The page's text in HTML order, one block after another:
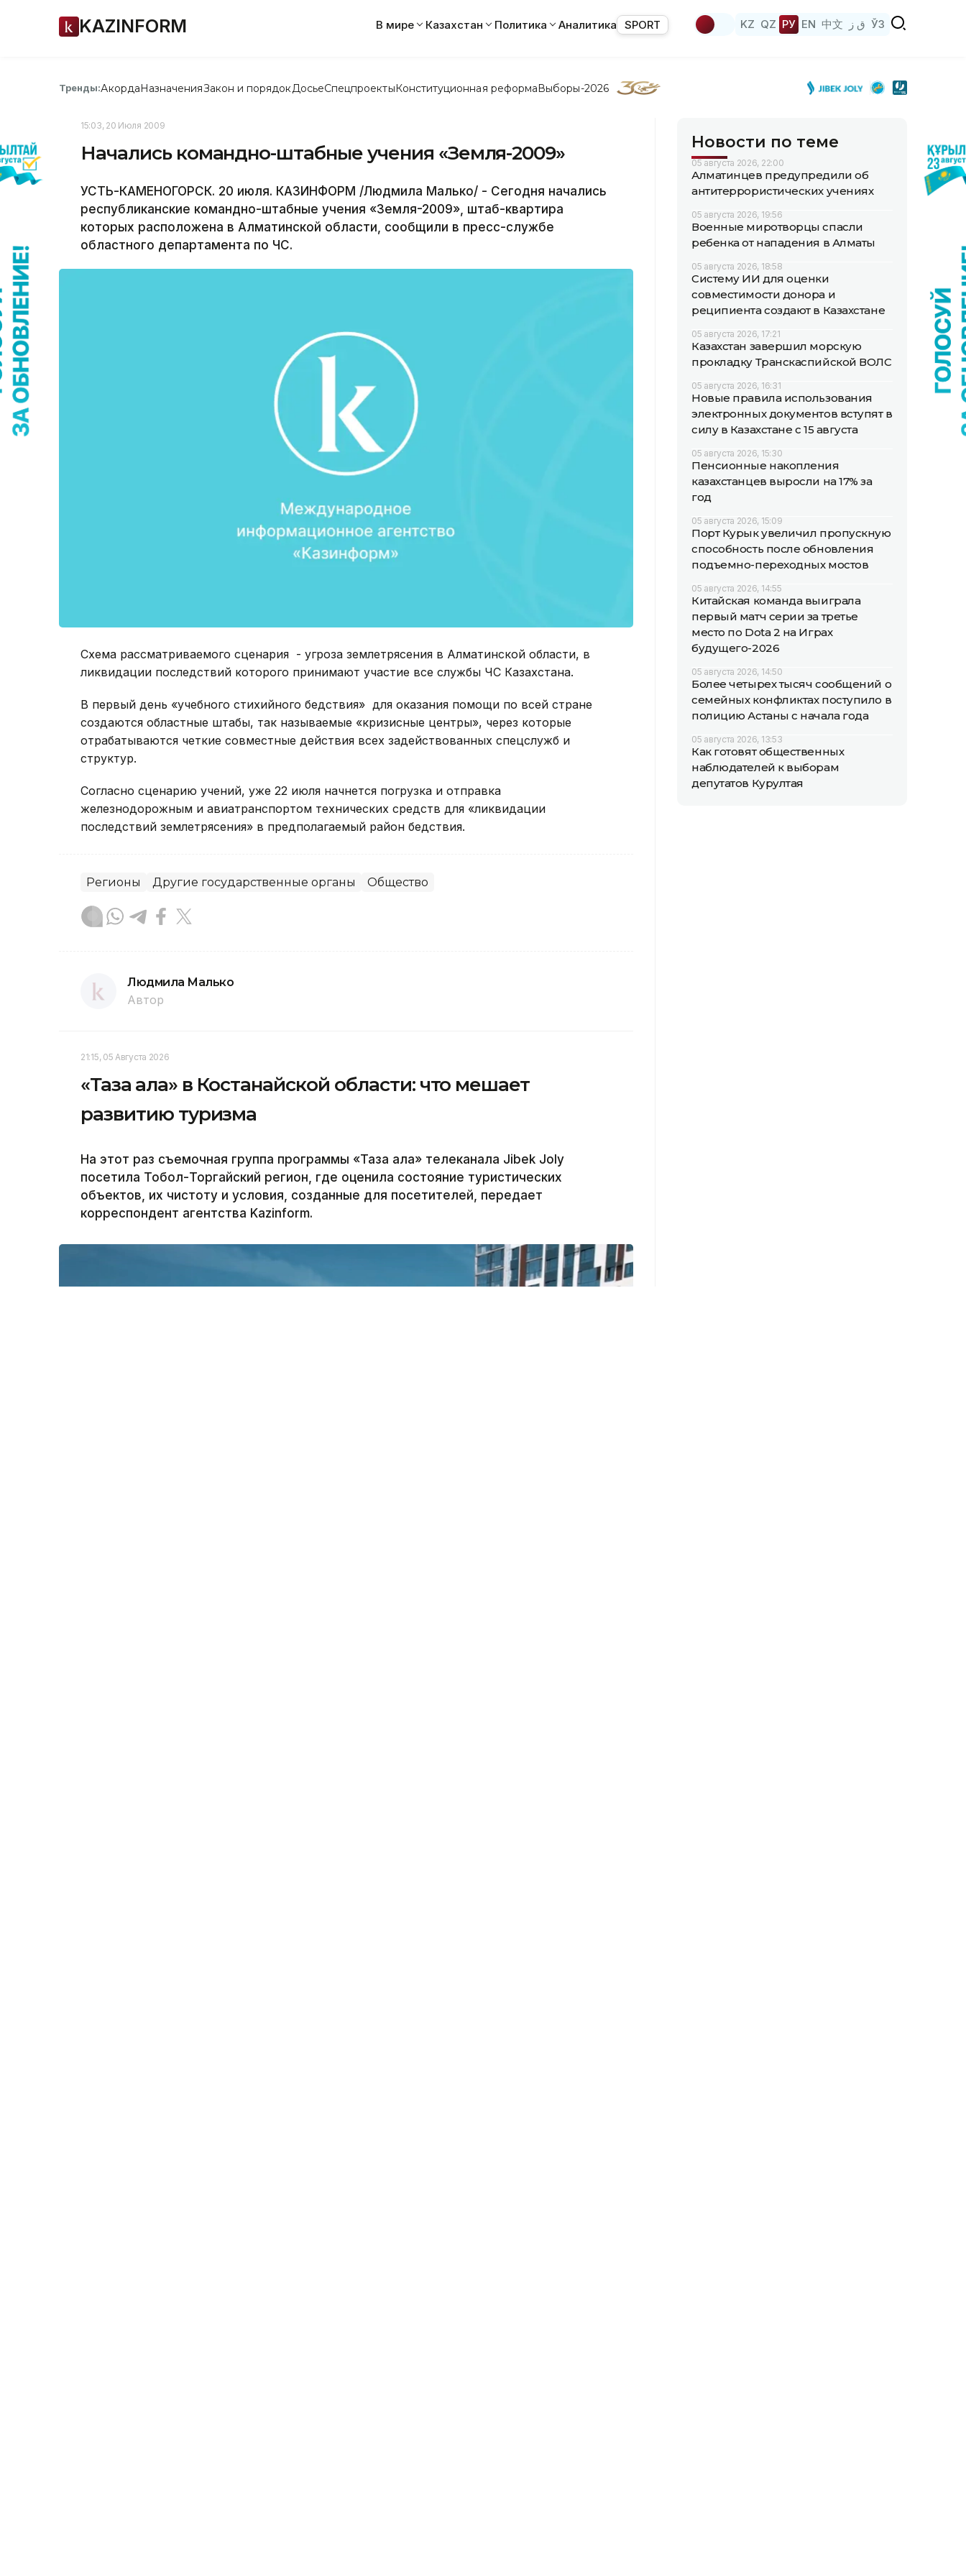
KAZINFORM В мире Казахстан Политика Аналитика SPORT KZ QZ РУ EN 中文 ق ز ЎЗ
Тренды:АкордаНазначенияЗакон и порядок ДосьеСпецпроектыКонституционная реформаВыборы-2026
15:03, 20 Июля 2009
Начались командно-штабные учения «Земля-2009»
УСТЬ-КАМЕНОГОРСК. 20 июля. КАЗИНФОРМ /Людмила Малько/ - Сегодня начались
республиканские командно-штабные учения «Земля-2009», штаб-квартира
которых расположена в Алматинской области, сообщили в пресс-службе
областного департамента по ЧС.
Схема рассматриваемого сценария - угроза землетрясения в Алматинской области, в
ликвидации последствий которого принимают участие все службы ЧС Казахстана.
В первый день «учебного стихийного бедствия» для оказания помощи по всей стране
создаются областные штабы, так называемые «кризисные центры», через которые
отрабатываются четкие совместные действия всех задействованных спецслужб и
структур.
Согласно сценарию учений, уже 22 июля начнется погрузка и отправка
железнодорожным и авиатранспортом технических средств для «ликвидации
последствий землетрясения» в предполагаемый район бедствия.
Регионы Другие государственные органы Общество
Людмила Малько
Автор
21:15, 05 Августа 2026
«Таза қала» в Костанайской области: что мешает
развитию туризма
На этот раз съемочная группа программы «Таза қала» телеканала Jibek Joly
посетила Тобол-Торгайский регион, где оценила состояние туристических
объектов, их чистоту и условия, созданные для посетителей, передает
корреспондент агентства Kazinform.
Новости по теме
05 августа 2026, 22:00
Алматинцев предупредили об
антитеррористических учениях
05 августа 2026, 19:56
Военные миротворцы спасли
ребенка от нападения в Алматы
05 августа 2026, 18:58
Систему ИИ для оценки
совместимости донора и
реципиента создают в Казахстане
05 августа 2026, 17:21
Казахстан завершил морскую
прокладку Транскаспийской ВОЛС
05 августа 2026, 16:31
Новые правила использования
электронных документов вступят в
силу в Казахстане с 15 августа
05 августа 2026, 15:30
Пенсионные накопления
казахстанцев выросли на 17% за
год
05 августа 2026, 15:09
Порт Курык увеличил пропускную
способность после обновления
подъемно-переходных мостов
05 августа 2026, 14:55
Китайская команда выиграла
первый матч серии за третье
место по Dota 2 на Играх
будущего-2026
05 августа 2026, 14:50
Более четырех тысяч сообщений о
семейных конфликтах поступило в
полицию Астаны с начала года
05 августа 2026, 13:53
Как готовят общественных
наблюдателей к выборам
депутатов Курултая